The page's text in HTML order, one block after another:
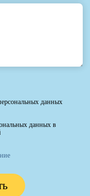
данных
данных в